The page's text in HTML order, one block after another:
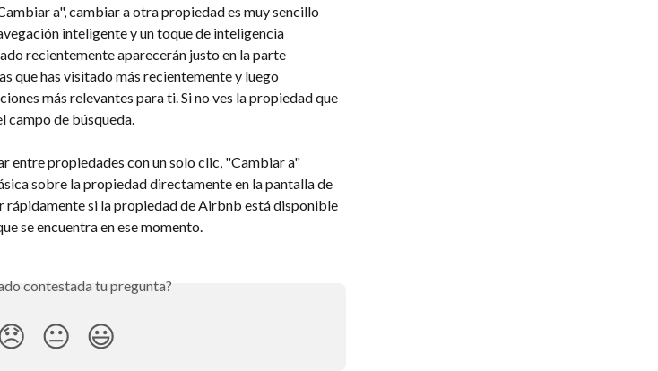
a", cambiar a otra propiedad es muy sencillo
inteligente y un toque de inteligencia
recientemente aparecerán justo en la parte
que has visitado más recientemente y luego
más relevantes para ti. Si no ves la propiedad que
campo de búsqueda.
entre propiedades con un solo clic, "Cambiar a"
sobre la propiedad directamente en la pantalla de
rápidamente si la propiedad de Airbnb está disponible
se encuentra en ese momento.
contestada tu pregunta?
😐 😃